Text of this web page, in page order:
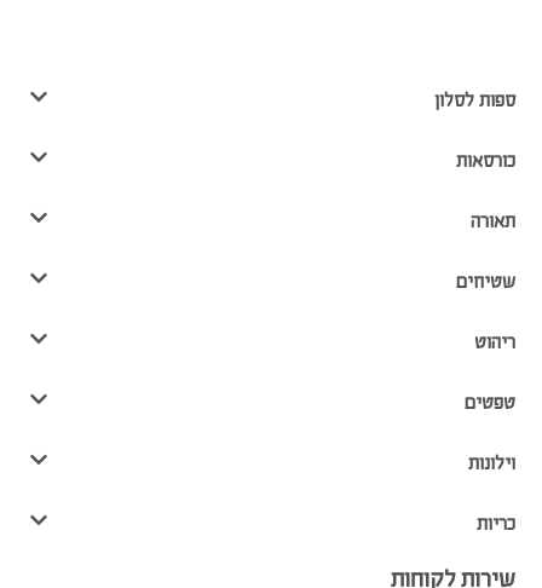
ספות לסלון
כורסאות
תאורה
שטיחים
ריהוט
טפטים
וילונות
כריות
שירות לקוחות